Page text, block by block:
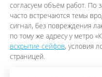
согласуем объём работ. По
часто встречаются темы
сигнал, без повреждения
по тому же адресу у метро
вскрытие сейфов, условия
страницей.